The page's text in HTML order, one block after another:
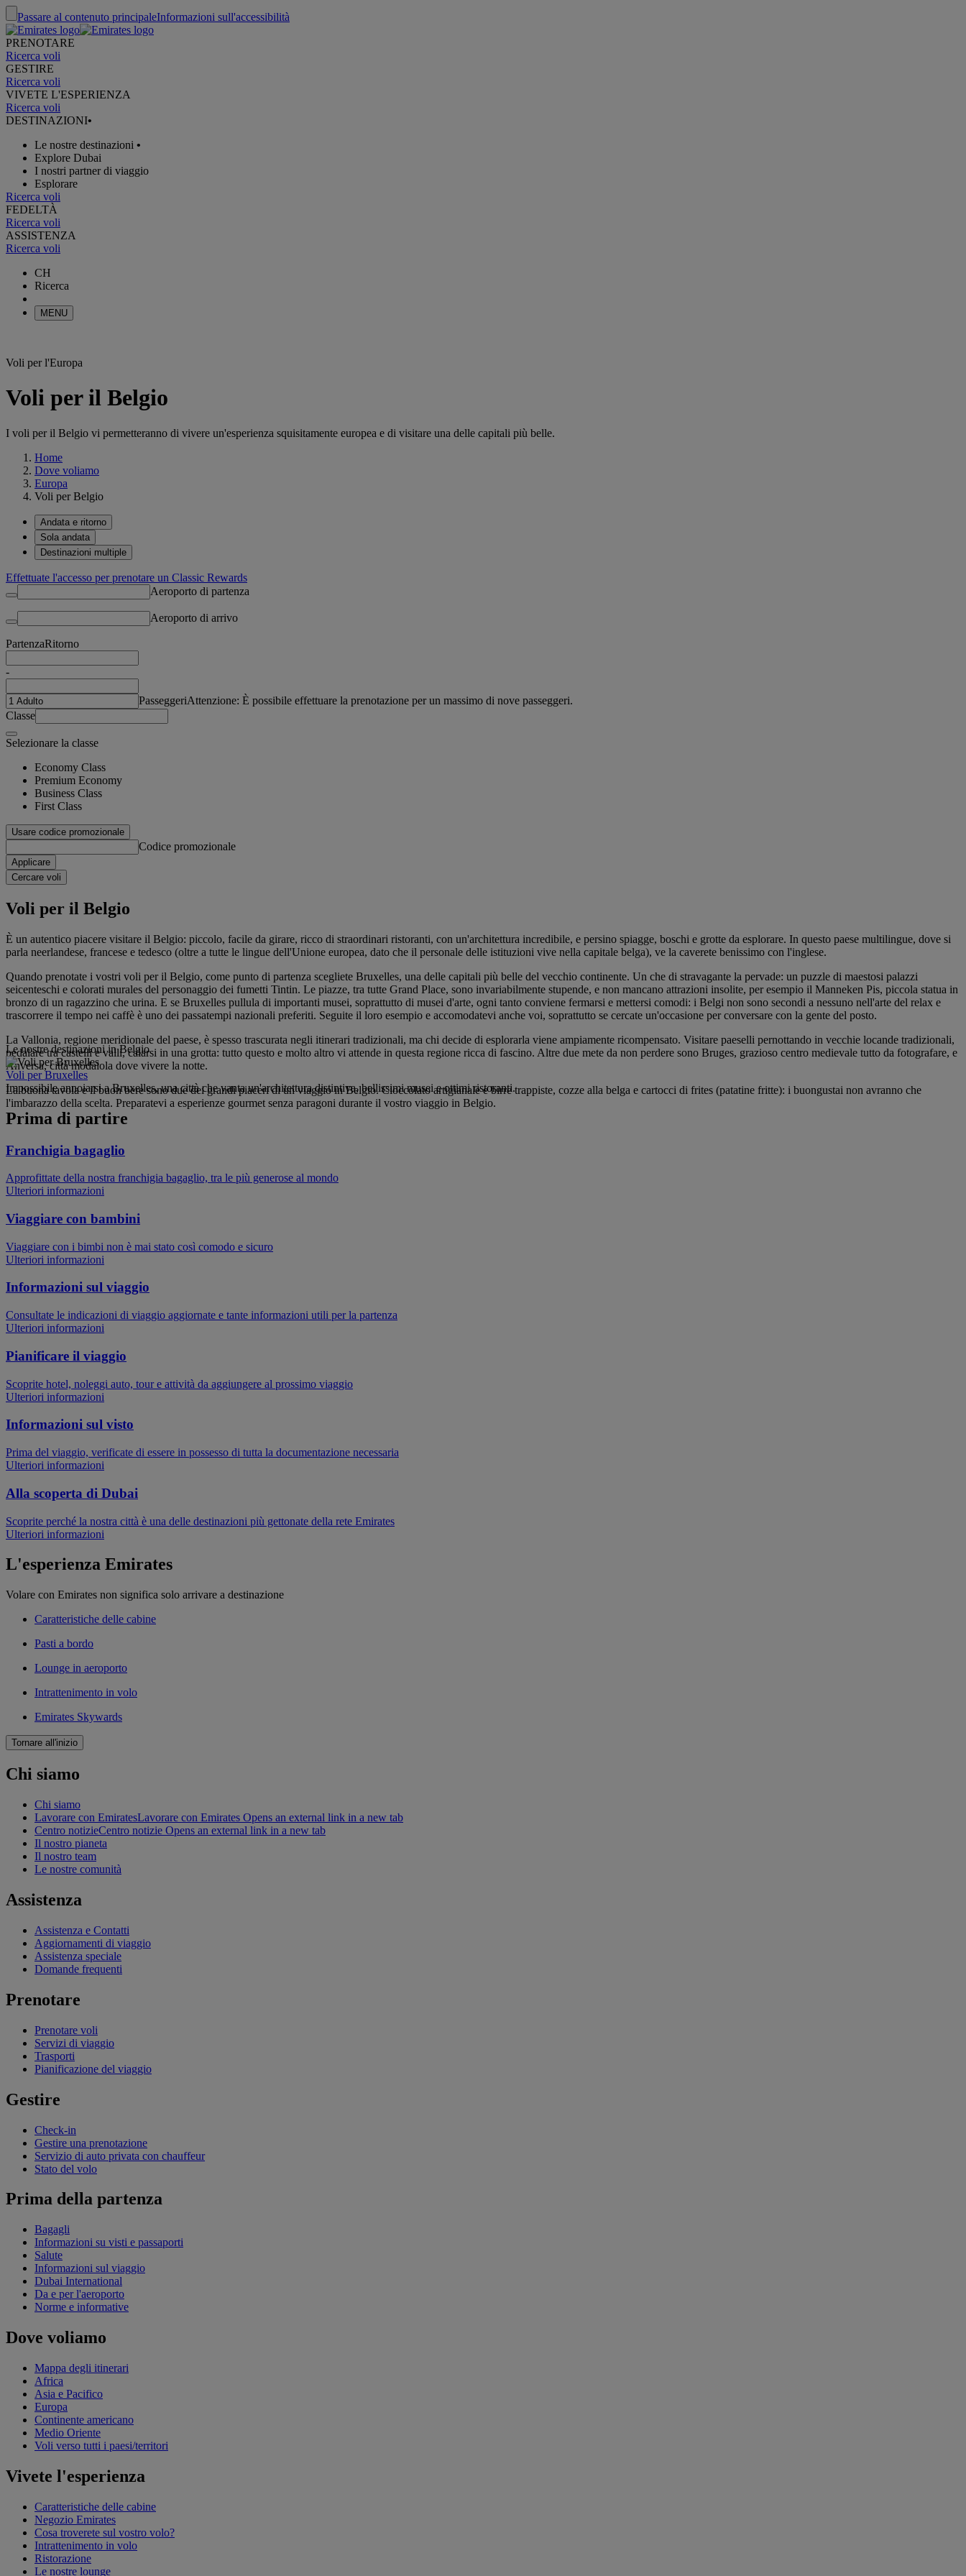
Passare al contenuto principaleInformazioni sull'accessibilità
PRENOTARE
Ricerca voli
GESTIRE
Ricerca voli
VIVETE L'ESPERIENZA
Ricerca voli
DESTINAZIONI•
Le nostre destinazioni •
Explore Dubai
I nostri partner di viaggio
Esplorare
Ricerca voli
FEDELTÀ
Ricerca voli
ASSISTENZA
Ricerca voli
CH
Ricerca
MENU
Voli per l'Europa
Voli per il Belgio
I voli per il Belgio vi permetteranno di vivere un'esperienza squisitamente europea e di visitare una delle capitali più belle.
Home
Dove voliamo
Europa
Voli per Belgio
Andata e ritorno
Sola andata
Destinazioni multiple
Effettuate l'accesso per prenotare un Classic Rewards
Aeroporto di partenza
Aeroporto di arrivo
PartenzaRitorno
-
PasseggeriAttenzione: È possibile effettuare la prenotazione per un massimo di nove passeggeri.
Classe
Selezionare la classe
Economy Class
Premium Economy
Business Class
First Class
Usare codice promozionale
Codice promozionale
Applicare
Cercare voli
Voli per il Belgio
È un autentico piacere visitare il Belgio: piccolo, facile da girare, ricco di straordinari ristoranti, con un'architettura incredibile, e persino spiagge, boschi e grotte da esplorare. In questo paese multilingue, dove si
parla neerlandese, francese e tedesco (oltre a tutte le lingue dell'Unione europea, dato che il personale delle istituzioni vive nella capitale belga), ve la caverete benissimo con l'inglese.
Quando prenotate i vostri voli per il Belgio, come punto di partenza scegliete Bruxelles, una delle capitali più belle del vecchio continente. Un che di stravagante la pervade: un puzzle di maestosi palazzi
seicenteschi e colorati murales del personaggio dei fumetti Tintin. Le piazze, tra tutte Grand Place, sono invariabilmente stupende, e non mancano attrazioni insolite, per esempio il Manneken Pis, piccola statua in
bronzo di un ragazzino che urina. E se Bruxelles pullula di importanti musei, soprattutto di musei d'arte, ogni tanto conviene fermarsi e mettersi comodi: i Belgi non sono secondi a nessuno nell'arte del relax e
trascorrere il tempo nei caffè è uno dei passatempi nazionali preferiti. Seguite il loro esempio e accomodatevi anche voi, soprattutto se cercate un'occasione per conversare con la gente del posto.
La Vallonia, regione meridionale del paese, è spesso trascurata negli itinerari tradizionali, ma chi decide di esplorarla viene ampiamente ricompensato. Visitare paeselli pernottando in vecchie locande tradizionali,
pedalare tra castelli e valli, calarsi in una grotta: tutto questo e molto altro vi attende in questa regione ricca di fascino. Altre due mete da non perdere sono Bruges, grazioso centro medievale tutto da fotografare, e
Anversa, città modaiola dove vivere la notte.
La buona tavola e il buon bere sono due dei grandi piaceri di un viaggio in Belgio. Cioccolato artigianale e birre trappiste, cozze alla belga e cartocci di frites (patatine fritte): i buongustai non avranno che
l'imbarazzo della scelta. Preparatevi a esperienze gourmet senza paragoni durante il vostro viaggio in Belgio.
Le nostre destinazioni in Belgio
Voli per Bruxelles
Impossibile annoiarsi a Bruxelles, una città che vanta un'architettura distintiva, bellissimi musei e ottimi ristoranti.
Prima di partire
Franchigia bagaglio
Approfittate della nostra franchigia bagaglio, tra le più generose al mondo
Ulteriori informazioni
Viaggiare con bambini
Viaggiare con i bimbi non è mai stato così comodo e sicuro
Ulteriori informazioni
Informazioni sul viaggio
Consultate le indicazioni di viaggio aggiornate e tante informazioni utili per la partenza
Ulteriori informazioni
Pianificare il viaggio
Scoprite hotel, noleggi auto, tour e attività da aggiungere al prossimo viaggio
Ulteriori informazioni
Informazioni sul visto
Prima del viaggio, verificate di essere in possesso di tutta la documentazione necessaria
Ulteriori informazioni
Alla scoperta di Dubai
Scoprite perché la nostra città è una delle destinazioni più gettonate della rete Emirates
Ulteriori informazioni
L'esperienza Emirates
Volare con Emirates non significa solo arrivare a destinazione
Caratteristiche delle cabine
Pasti a bordo
Lounge in aeroporto
Intrattenimento in volo
Emirates Skywards
Tornare all'inizio
Chi siamo
Chi siamo
Lavorare con EmiratesLavorare con Emirates Opens an external link in a new tab
Centro notizieCentro notizie Opens an external link in a new tab
Il nostro pianeta
Il nostro team
Le nostre comunità
Assistenza
Assistenza e Contatti
Aggiornamenti di viaggio
Assistenza speciale
Domande frequenti
Prenotare
Prenotare voli
Servizi di viaggio
Trasporti
Pianificazione del viaggio
Gestire
Check-in
Gestire una prenotazione
Servizio di auto privata con chauffeur
Stato del volo
Prima della partenza
Bagagli
Informazioni su visti e passaporti
Salute
Informazioni sul viaggio
Dubai International
Da e per l'aeroporto
Norme e informative
Dove voliamo
Mappa degli itinerari
Africa
Asia e Pacifico
Europa
Continente americano
Medio Oriente
Voli verso tutti i paesi/territori
Vivete l'esperienza
Caratteristiche delle cabine
Negozio Emirates
Cosa troverete sul vostro volo?
Intrattenimento in volo
Ristorazione
Le nostre lounge